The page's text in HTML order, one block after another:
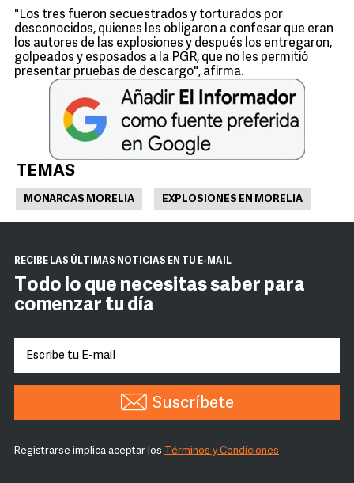
"Los tres fueron secuestrados y torturados por
desconocidos, quienes les obligaron a confesar que eran
los autores de las explosiones y después los entregaron,
golpeados y esposados a la PGR, que no les permitió
presentar pruebas de descargo", afirma.
TEMAS
MONARCAS MORELIA EXPLOSIONES EN MORELIA
RECIBE LAS ÚLTIMAS NOTICIAS EN TU E-MAIL
Todo lo que necesitas saber para
comenzar tu día
Suscríbete
Registrarse implica aceptar los Términos y Condiciones